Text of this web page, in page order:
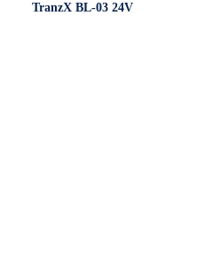
€ 319
TranzX BL-03 24V